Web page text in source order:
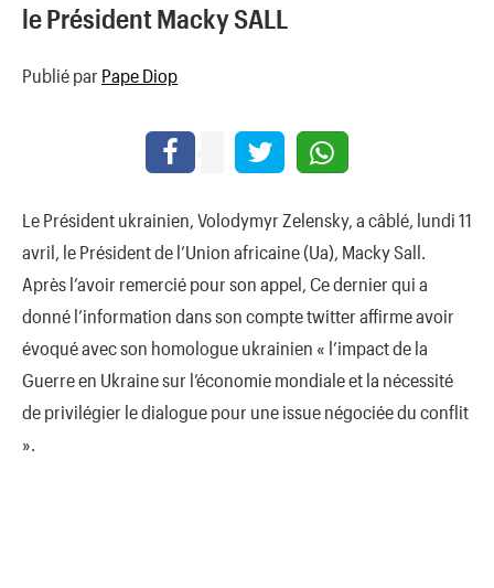
le Président Macky SALL
Publié par Pape Diop
Le Président ukrainien, Volodymyr Zelensky, a câblé, lundi 11
avril, le Président de l’Union africaine (Ua), Macky Sall.
Après l’avoir remercié pour son appel, Ce dernier qui a
donné l’information dans son compte twitter affirme avoir
évoqué avec son homologue ukrainien « l’impact de la
Guerre en Ukraine sur l’économie mondiale et la nécessité
de privilégier le dialogue pour une issue négociée du conflit
».